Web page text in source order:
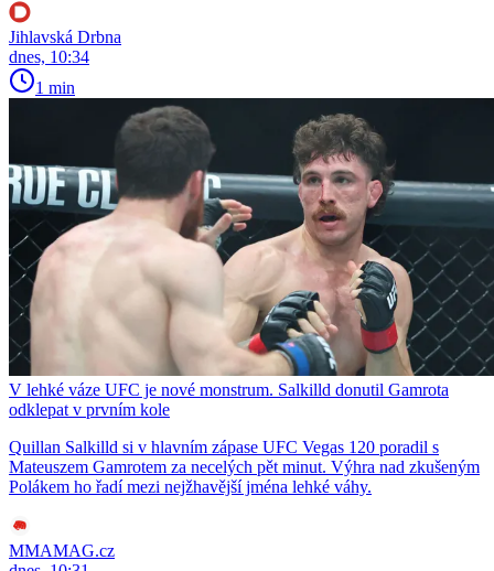
Jihlavská Drbna
dnes, 10:34
1 min
V lehké váze UFC je nové monstrum. Salkilld donutil Gamrota
odklepat v prvním kole
Quillan Salkilld si v hlavním zápase UFC Vegas 120 poradil s
Mateuszem Gamrotem za necelých pět minut. Výhra nad zkušeným
Polákem ho řadí mezi nejžhavější jména lehké váhy.
MMAMAG.cz